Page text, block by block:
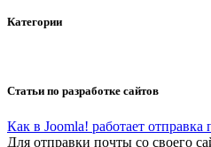
Категории
Статьи по разработке сайтов
Как в Joomla! работает отправка
Для отправки почты со своего